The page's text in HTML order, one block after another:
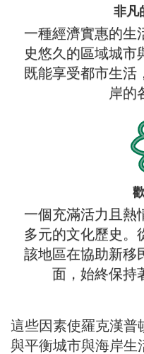
非凡
一種經濟實惠的生
史悠久的區域城市
既能享受都市生活
岸的
一個充滿活力且熱
多元的文化歷史。
該地區在協助新移
面，始終保持
這些因素使羅克漢普
與平衡城市與海岸生